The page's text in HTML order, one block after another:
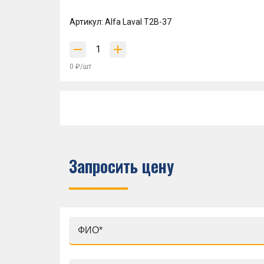
Артикул: Alfa Laval T2B-37
0 ₽/шт
Запросить цену